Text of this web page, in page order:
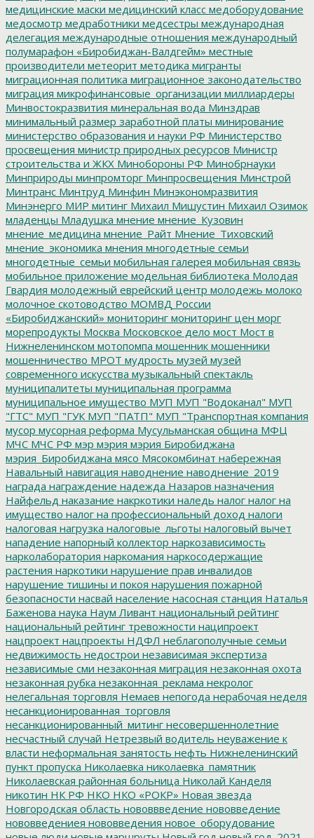
медицинские маски медицинский класс медоборудование
медосмотр медработники медсестры международная
делегация международные отношения международный
полумарафон «Биробиджан-Валдгейм» местные
производители метеорит методика мигранты
миграционная политика миграционное законодательство
миграция микрофинансовые_организации миллиардеры
Минвостокразвития минеральная вода Минздрав
минимальный размер заработной платы минирование
министерство образования и науки РФ Министерство
просвещения министр природных ресурсов Министр
строительства и ЖКХ Минобороны РФ Минобрнауки
Минприроды минпромторг Минпросвещения Минстрой
Минтранс Минтруд Минфин Минэкономразвития
Минэнерго МИР митинг Михаил Мишустин Михаил Озимок
младенцы Младушка мнение мнение_Кузовин
мнение_медицина мнение_Райт Мнение_Тиховский
мнение_экономика мнения многодетные семьи
многодетные_семьи мобильная галерея мобильная связь
мобильное приложение модельная библиотека Молодая
Гвардия молодежный еврейский центр молодежь молоко
молочное скотоводство МОМВД России
«Биробиджанский» мониторинг мониторинг цен морг
морепродукты Москва Московское дело мост Мост в
Нижнеленинском мотопомпа мошенник мошенники
мошенничество МРОТ мудрость музей музей
современного искусства музыкальный спектакль
муниципалитеты муниципальная программа
муниципальное имущество МУП МУП "Водоканал" МУП
"ГТС" МУП "ГУК МУП "ПАТП" МУП "Транспортная компания
мусор мусорная реформа Мусульманская община МФЦ
МЧС МЧС РФ мэр мэрия мэрия Биробиджана
мэрия_Биробиджана мясо Мясокомбинат набережная
Навальный навигация наводнение наводнение_2019
награда награждение надежда Назаров назначения
Найфельд наказание накркотики наледь налог налог на
имущество налог на профессиональный доход налоги
налоговая нагрузка налоговые_льготы налоговый вычет
нападение напорный коллектор наркозависимость
нарколаборатория наркомания наркосодержащие
растения наркотики нарушение прав инвалидов
нарушение тишины и покоя нарушения пожарной
безопасности насвай население насосная станция Наталья
Баженова наука Наум Ливант национальный рейтинг
национальный рейтинг тревожности наципроект
нацпроект нацпроекты НДФЛ неблагополучные семьи
недвижимость недострои независимая экспертиза
независимые сми незаконная миграция незаконная охота
незаконная рубка незаконная_реклама некролог
нелегальная торговля Немаев непогода нерабочая неделя
несанкционированная_торговля
несанкционированный_митинг несовершеннолетние
несчастный случай Нетрезвый водитель неуважение к
власти неформальная занятость нефть Нижнеленинский
пункт пропуска Николаевка николаевка_памятник
Николаевская районная больница Николай Канделя
никотин НК РФ НКО НКО «РОКР» Новая звезда
Новгородская область нововвведение нововведение
нововведениея нововведения новое_оборудование